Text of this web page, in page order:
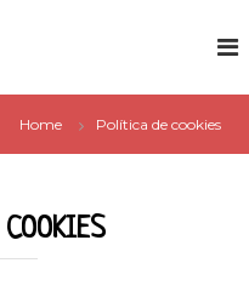
Home Política de cookies